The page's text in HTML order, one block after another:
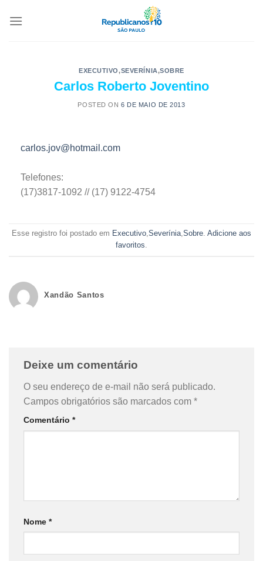
EXECUTIVO,SEVERÍNIA,SOBRE
Carlos Roberto Joventino
POSTED ON6 DE MAIO DE 2013
carlos.jov@hotmail.com
Telefones:
(17)3817-1092 // (17) 9122-4754
Esse registro foi postado em Executivo Severínia Sobre Adicione aos
favoritos
Xandão Santos
Deixe um comentário
O seu endereço de e-mail não será publicado.
Campos obrigatórios são marcados com *
Comentário *
Nome *